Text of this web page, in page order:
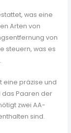
was eine
Arten von
von
steuern, was es
eine präzise und
das Paaren der
zwei AA-
sind.